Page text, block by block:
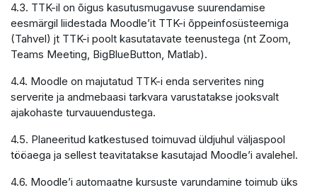
4.3. TTK-il on õigus kasutusmugavuse suurendamise
eesmärgil liidestada Moodle’it TTK-i õppeinfosüsteemiga
(Tahvel) jt TTK-i poolt kasutatavate teenustega (nt Zoom,
Teams Meeting, BigBlueButton, Matlab).
4.4. Moodle on majutatud TTK-i enda serverites ning
serverite ja andmebaasi tarkvara varustatakse jooksvalt
ajakohaste turvauuendustega.
4.5. Planeeritud katkestused toimuvad üldjuhul väljaspool
tööaega ja sellest teavitatakse kasutajad Moodle’i avalehel.
4.6. Moodle’i automaatne kursuste varundamine toimub üks